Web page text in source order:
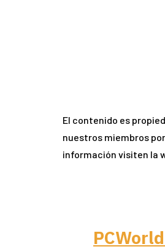
El contenido es
nuestros miembros
información visiten la